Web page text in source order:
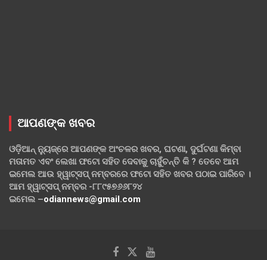
ଆପଣଙ୍କ ଖବର
ଓଡ଼ିଆନ୍ ନ୍ୟୁଜ୍‌ରେ ଆପଣଙ୍କ ଅଂଚଳର ଖବର, ଘଟଣା, ଦୁର୍ଘଟଣା କିମ୍ବା
ମତାମତ ଏବଂ ଲେଖା ଫଟୋ ସହିତ ଦେବାକୁ ଚାହୁଁଚନ୍ତି କି ? ତେବେ ଆମ
ଇମେଲ ଆଉ ହ୍ୱାଟ୍‌ସପ୍ ନମ୍ବରରେ ଫଟୋ ସହିତ ଖବର ପଠାଇ ପାରିବେ ।
ଆମ ହ୍ୱାଟ୍‌ସପ୍ ନମ୍ବର -୮୮୯୫୭୬୬୮୨୪
ଇମେଲ –odiannews@gmail.com